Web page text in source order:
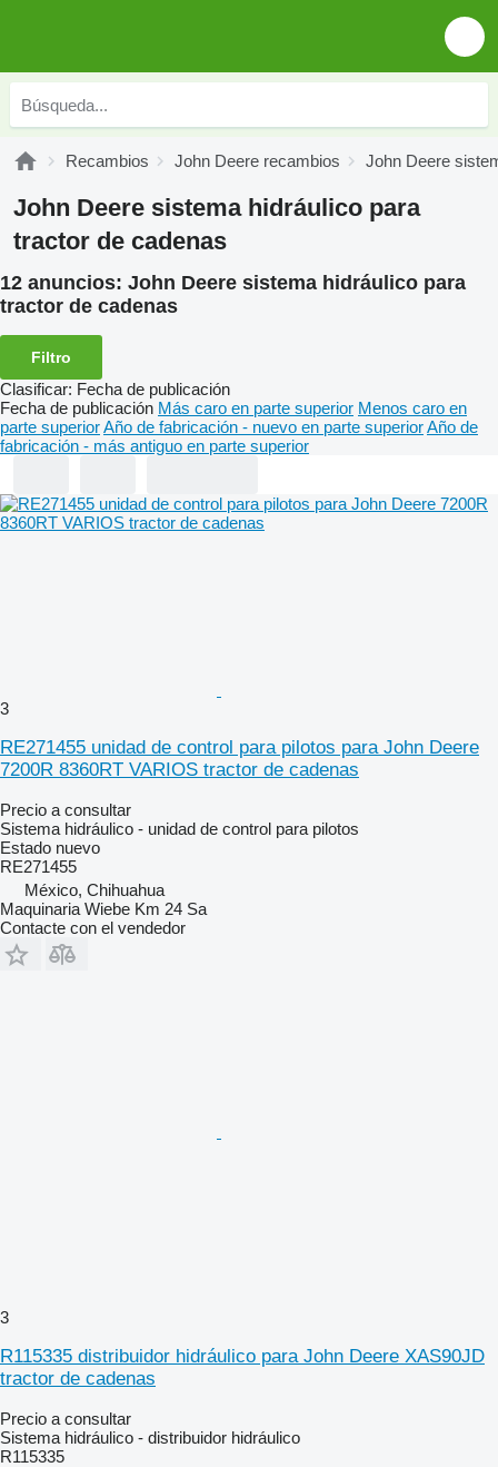
Recambios John Deere recambios John Deere
John Deere sistema hidráulico para
tractor de cadenas
12 anuncios: John Deere sistema hidráulico para
tractor de cadenas
Filtro
Clasificar: Fecha de publicación
Fecha de publicación Más caro en parte superior Menos caro en
parte superiorAño de fabricación - nuevo en parte superiorAño de
fabricación - más antiguo en parte superior
3
RE271455 unidad de control para pilotos para John Deere
7200R 8360RT VARIOS tractor de cadenas
Precio a consultar
Sistema hidráulico - unidad de control para pilotos
Estado nuevo
RE271455
México, Chihuahua
Maquinaria Wiebe Km 24 Sa
Contacte con el vendedor
3
R115335 distribuidor hidráulico para John Deere XAS90JD
tractor de cadenas
Precio a consultar
Sistema hidráulico - distribuidor hidráulico
R115335